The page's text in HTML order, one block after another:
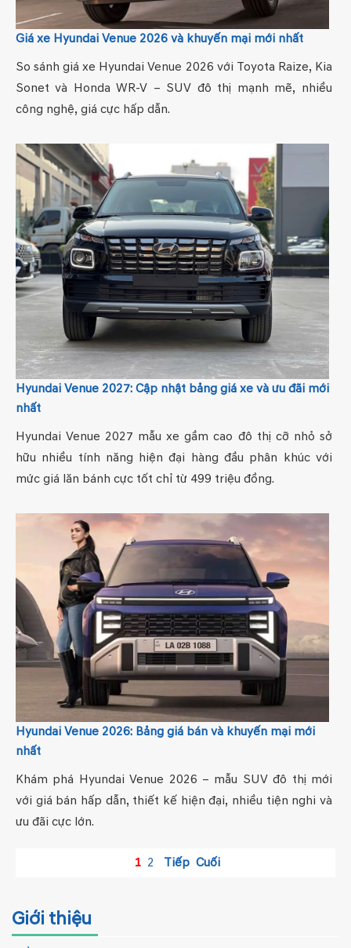
Giá xe Hyundai Venue 2026 và khuyến mại mới nhất
So sánh giá xe Hyundai Venue 2026 với Toyota Raize, Kia
Sonet và Honda WR-V – SUV đô thị mạnh mẽ, nhiều
công nghệ, giá cực hấp dẫn.
Hyundai Venue 2027: Cập nhật bảng giá xe và ưu đãi mới
nhất
Hyundai Venue 2027 mẫu xe gầm cao đô thị cỡ nhỏ sở
hữu nhiều tính năng hiện đại hàng đầu phân khúc với
mức giá lăn bánh cực tốt chỉ từ 499 triệu đồng.
Hyundai Venue 2026: Bảng giá bán và khuyến mại mới
nhất
Khám phá Hyundai Venue 2026 – mẫu SUV đô thị mới
với giá bán hấp dẫn, thiết kế hiện đại, nhiều tiện nghi và
ưu đãi cực lớn.
1 2 Tiếp Cuối
Giới thiệu